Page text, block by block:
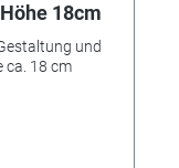
18cm
und
ca. 18 cm